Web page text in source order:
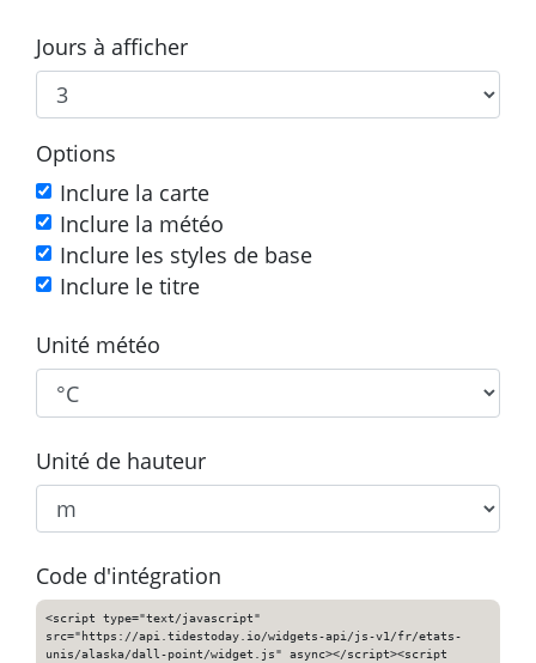
Jours à afficher
Options
Inclure la carte
Inclure la météo
Inclure les styles de base
Inclure le titre
Unité météo
Unité de hauteur
Code d'intégration
<script type="text/javascript"
src="https://api.tidestoday.io/widgets-api/js-v1/fr/etats-
unis/alaska/dall-point/widget.js" async></script><script